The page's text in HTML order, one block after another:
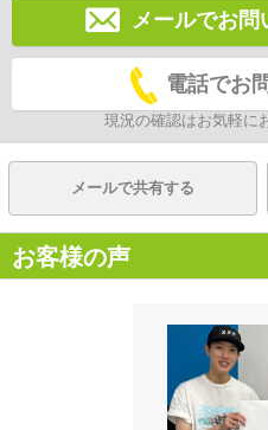
メールでお問
電話でお
現況の確認はお気軽に
メールで共有する
お客様の声